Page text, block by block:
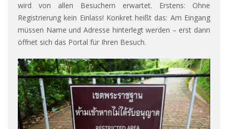
wird von allen Besuchern erwartet. Erstens: Ohne
Registrierung kein Einlass! Konkret heißt das: Am Eingang
müssen Name und Adresse hinterlegt werden – erst dann
öffnet sich das Portal für Ihren Besuch.